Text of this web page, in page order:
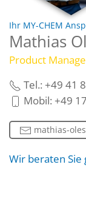
Ihr MY-CHEM
Mathias
Product
Tel.: +49 41
Mobil: +49
mathias-
Wir beraten Sie